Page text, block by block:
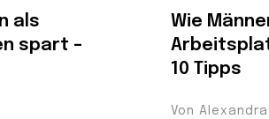
als
spart –
Wie
10 Tipps
Von